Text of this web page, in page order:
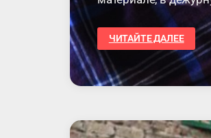
району поступило …
ЗАДЕРЖАН
КВАРТИРНЫЙ
ГРАБИТЕЛЬ
ЧИТАЙТЕ ДАЛЕЕ